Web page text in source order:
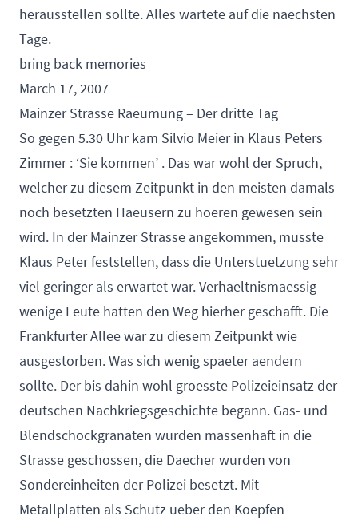
herausstellen sollte. Alles wartete auf die naechsten
Tage.
bring back memories
March 17, 2007
Mainzer Strasse Raeumung – Der dritte Tag
So gegen 5.30 Uhr kam Silvio Meier in Klaus Peters
Zimmer : ‘Sie kommen’ . Das war wohl der Spruch,
welcher zu diesem Zeitpunkt in den meisten damals
noch besetzten Haeusern zu hoeren gewesen sein
wird. In der Mainzer Strasse angekommen, musste
Klaus Peter feststellen, dass die Unterstuetzung sehr
viel geringer als erwartet war. Verhaeltnismaessig
wenige Leute hatten den Weg hierher geschafft. Die
Frankfurter Allee war zu diesem Zeitpunkt wie
ausgestorben. Was sich wenig spaeter aendern
sollte. Der bis dahin wohl groesste Polizeieinsatz der
deutschen Nachkriegsgeschichte begann. Gas- und
Blendschockgranaten wurden massenhaft in die
Strasse geschossen, die Daecher wurden von
Sondereinheiten der Polizei besetzt. Mit
Metallplatten als Schutz ueber den Koepfen